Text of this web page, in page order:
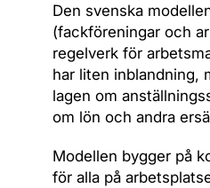
Den svenska
(fackföreningar och
regelverk för
har liten inblandning,
lagen om
om lön och andra
Modellen bygger på
för alla på